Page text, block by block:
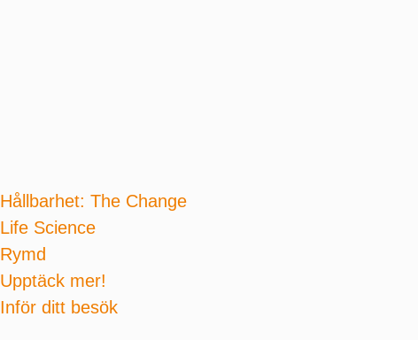
Hållbarhet: The Change
Life Science
Rymd
Upptäck mer!
Inför ditt besök